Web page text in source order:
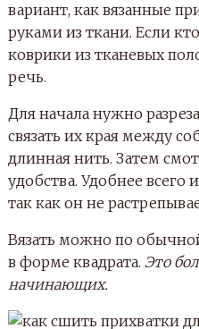
вариант, как вязанные
руками из ткани. Если
коврики из тканевых
речь.
Для начала нужно
связать их края между
длинная нить. Затем
удобства. Удобнее всего
так как он не
Вязать можно по
в форме квадрата. Это
начинающих.